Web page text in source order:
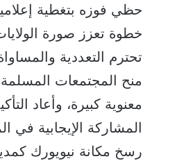
حظي فوزه بتغطية
خطوة تعزز صورة
تحترم التعددية
منح المجتمعات
معنوية كبيرة، وأعاد
المشاركة الإيجابية في
رسخ مكانة نيويورك